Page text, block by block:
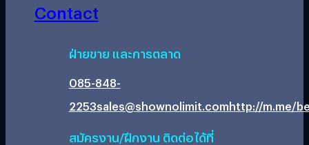
Contact
ฝ่ายขาย และการตลาด
085-848-
2253sales@shownolimit.comhttp://m.me/
สมัครงาน/ฝึกงาน ติดต่อได้ที่